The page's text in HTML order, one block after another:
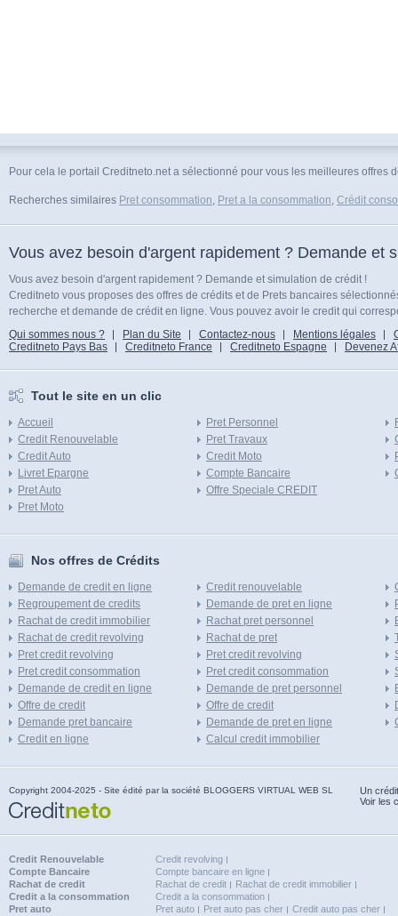
Pour cela le portail Creditneto.net a sélectionné pour vous les meilleures
Recherches similaires Pret consommation, Pret a la consommation, Crédit
Vous avez besoin d'argent rapidement ? Demande et
Vous avez besoin d'argent rapidement ? Demande et simulation de crédit !
Creditneto vous proposes des offres de crédits et de Prets bancaires
recherche et demande de crédit en ligne. Vous pouvez avoir le credit qui
Qui sommes nous ?
Plan du Site Contactez-nous Mentions légales
Creditneto Pays Bas
Creditneto France Creditneto Espagne Devenez
Tout le site en un clic
Accueil
Credit Renouvelable
Credit Auto
Livret Epargne
Pret Auto
Pret Moto
Pret Personnel
Pret Travaux
Credit Moto
Compte Bancaire
Offre Speciale CREDIT
Nos offres de Crédits
Demande de credit en ligne
Regroupement de credits
Rachat de credit immobilier
Rachat de credit revolving
Pret credit revolving
Pret credit consommation
Demande de credit en ligne
Offre de credit
Demande pret bancaire
Credit en ligne
Credit renouvelable
Demande de pret en ligne
Rachat pret personnel
Rachat de pret
Pret credit revolving
Pret credit consommation
Demande de pret personnel
Offre de credit
Demande de pret en ligne
Calcul credit immobilier
Copyright 2004-2025 - Site édité par la société BLOGGERS VIRTUAL WEB SL
Un
Voir les
Credit Renouvelable
Credit revolving
Compte Bancaire
Compte bancaire en ligne
Rachat de credit
Rachat de credit
Rachat de credit immobilier
Credit a la consommation
Credit a la consommation
Pret auto
Pret auto Pret auto pas cher Credit auto pas cher